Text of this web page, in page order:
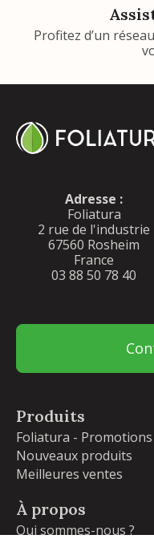
Profitez d’un
Adresse :
Foliatura
2 rue de l'industrie
67560 Rosheim
France
03 88 50 78 40
Produits
Foliatura - Promotions
Nouveaux produits
Meilleures ventes
À propos
Qui sommes-nous ?